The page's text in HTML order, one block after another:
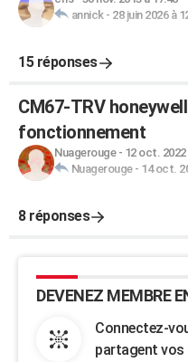
annick- 28 juin 2026 à
15 réponses
CM67-TRV
fonctionnement
Nuagerouge- 12 oct. 2022
Nuagerouge- 14 oct.
8 réponses
DEVENEZ MEMBRE
Connectez-
partagent vos